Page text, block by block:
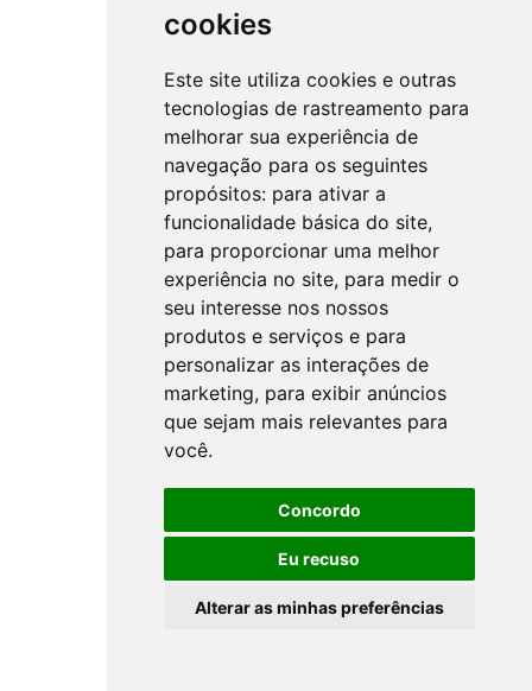
cookies
Este site utiliza cookies e outras
tecnologias de rastreamento para
melhorar sua experiência de
navegação para os seguintes
propósitos: para ativar a
funcionalidade básica do site,
para proporcionar uma melhor
experiência no site, para medir o
seu interesse nos nossos
produtos e serviços e para
personalizar as interações de
marketing, para exibir anúncios
que sejam mais relevantes para
você.
Concordo
Eu recuso
Alterar as minhas preferências